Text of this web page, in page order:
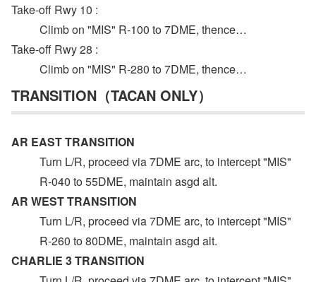
Take-off Rwy 10 :
Climb on "MIS" R-100 to 7DME, thence…
Take-off Rwy 28 :
Climb on "MIS" R-280 to 7DME, thence…
TRANSITION（TACAN ONLY）
AR EAST TRANSITION
Turn L/R, proceed via 7DME arc, to intercept "MIS"
R-040 to 55DME, maintain asgd alt.
AR WEST TRANSITION
Turn L/R, proceed via 7DME arc, to intercept "MIS"
R-260 to 80DME, maintain asgd alt.
CHARLIE 3 TRANSITION